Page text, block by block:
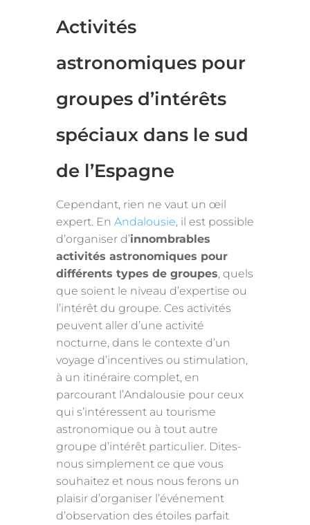
Activités
astronomiques pour
groupes d’intérêts
spéciaux dans le sud
de l’Espagne
Cependant, rien ne vaut un œil
expert. En Andalousie, il est possible
d’organiser d’innombrables
activités astronomiques pour
différents types de groupes, quels
que soient le niveau d’expertise ou
l’intérêt du groupe. Ces activités
peuvent aller d’une activité
nocturne, dans le contexte d’un
voyage d’incentives ou stimulation,
à un itinéraire complet, en
parcourant l’Andalousie pour ceux
qui s’intéressent au tourisme
astronomique ou à tout autre
groupe d’intérêt particulier. Dites-
nous simplement ce que vous
souhaitez et nous nous ferons un
plaisir d’organiser l’événement
d’observation des étoiles parfait